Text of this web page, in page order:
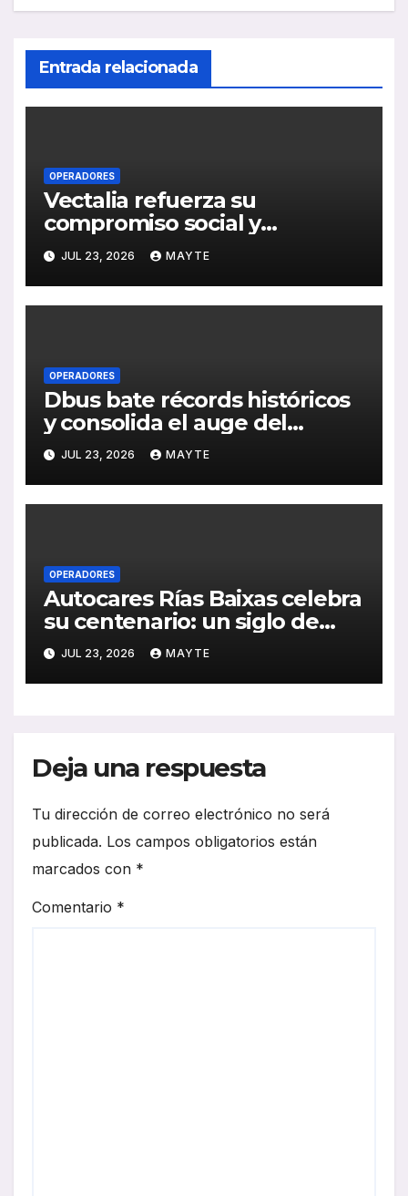
Entrada relacionada
OPERADORES
Vectalia refuerza su
compromiso social y
medioambiental con la
publicación de su Memoria de
RSC 2025
JUL 23, 2026 MAYTE
OPERADORES
Dbus bate récords históricos
y consolida el auge del
transporte público en San
Sebastián
JUL 23, 2026 MAYTE
OPERADORES
Autocares Rías Baixas celebra
su centenario: un siglo de
historia, esfuerzo familiar y
compromiso con el
transporte gallego
JUL 23, 2026 MAYTE
Deja una respuesta
Tu dirección de correo electrónico no será
publicada. Los campos obligatorios están
marcados con *
Comentario *